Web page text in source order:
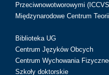
Przeciwnowotworowymi
Międzynarodowe Centrum
Biblioteka UG
Centrum Języków Obcych
Centrum Wychowania
Szkoły doktorskie